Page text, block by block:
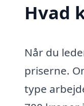
Hvad
Når du
priserne.
type